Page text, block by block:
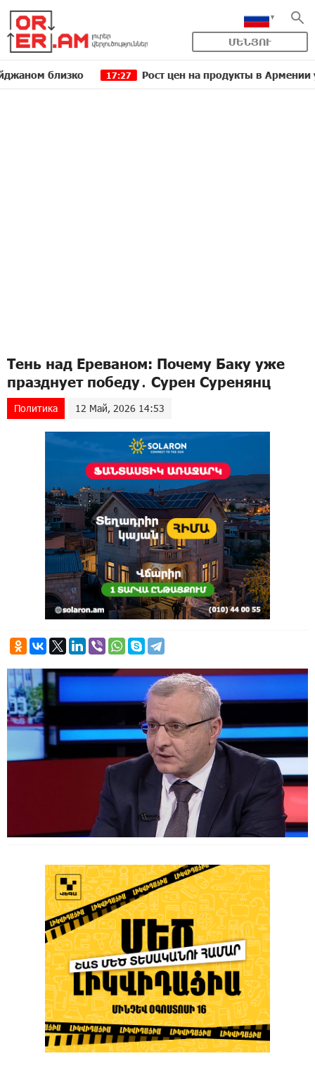
ՄԵՆՅՈՒ
17:27 Рост цен на продукты в Армении
Тень над Ереваном: Почему Баку уже
празднует победу․ Сурен Суренянц
Политика 12 Май, 2026 14:53